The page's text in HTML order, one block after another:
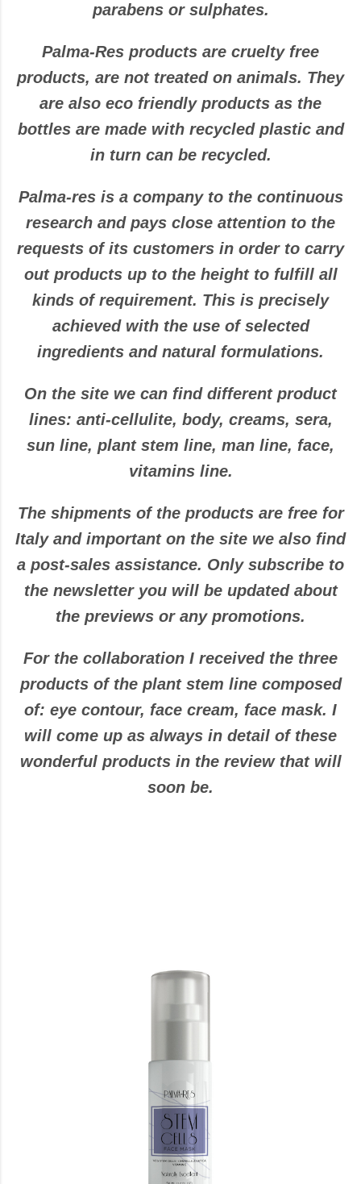
parabens or sulphates.
Palma-Res products are cruelty free
products, are not treated on animals. They
are also eco friendly products as the
bottles are made with recycled plastic and
in turn can be recycled.
Palma-res is a company to the continuous
research and pays close attention to the
requests of its customers in order to carry
out products up to the height to fulfill all
kinds of requirement. This is precisely
achieved with the use of selected
ingredients and natural formulations.
On the site we can find different product
lines: anti-cellulite, body, creams, sera,
sun line, plant stem line, man line, face,
vitamins line.
The shipments of the products are free for
Italy and important on the site we also find
a post-sales assistance. Only subscribe to
the newsletter you will be updated about
the previews or any promotions.
For the collaboration I received the three
products of the plant stem line composed
of: eye contour, face cream, face mask. I
will come up as always in detail of these
wonderful products in the review that will
soon be.